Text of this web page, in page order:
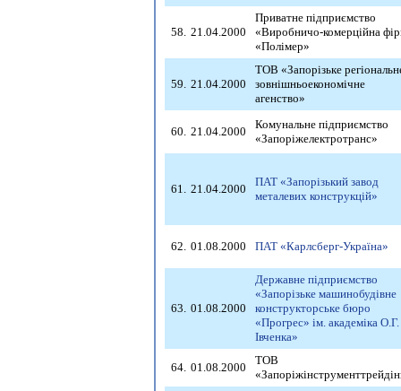
58. 21.04.2000
Приватне підприємство
«Виробничо-комерційна
«Полімер»
59. 21.04.2000
ТОВ «Запорізьке
зовнішньоекономічне
агенство»
60. 21.04.2000
Комунальне підприємство
«Запоріжелектротранс»
61. 21.04.2000
ПАТ «Запорізький завод
металевих конструкцій»
62. 01.08.2000 ПАТ «Карлсберг-Україна»
63. 01.08.2000
Державне підприємство
«Запорізьке машинобудівне
конструкторське бюро
«Прогрес» ім. академіка О.Г.
Івченка»
64. 01.08.2000
ТОВ